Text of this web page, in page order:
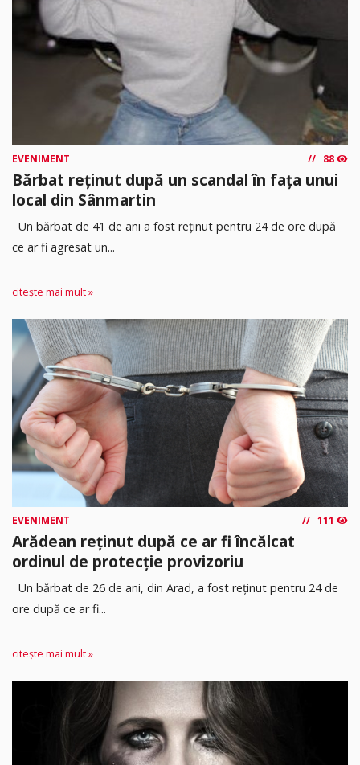
EVENIMENT 88
Bărbat reținut după un scandal în fața unui
local din Sânmartin
Un bărbat de 41 de ani a fost reținut pentru 24 de ore după
ce ar fi agresat un...
citește mai mult »
EVENIMENT 111
Arădean reținut după ce ar fi încălcat
ordinul de protecție provizoriu
Un bărbat de 26 de ani, din Arad, a fost reținut pentru 24 de
ore după ce ar fi...
citește mai mult »